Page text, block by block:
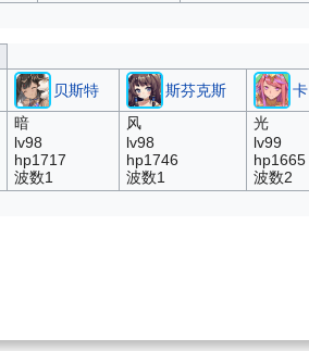
贝斯特 斯芬克斯 卡
暗
lv98
hp1717
波数1
风
lv98
hp1746
波数1
光
lv99
hp1665
波数2